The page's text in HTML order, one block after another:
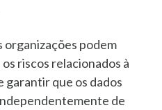
organizações podem
riscos relacionados à
garantir que os dados
de